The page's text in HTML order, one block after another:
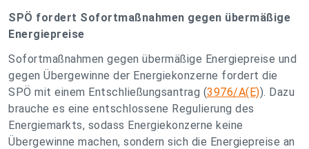
SPÖ fordert Sofortmaßnahmen gegen übermäßige
Energiepreise
Sofortmaßnahmen gegen übermäßige Energiepreise und
gegen Übergewinne der Energiekonzerne fordert die
SPÖ mit einem Entschließungsantrag (3976/A(E)). Dazu
brauche es eine entschlossene Regulierung des
Energiemarkts, sodass Energiekonzerne keine
Übergewinne machen, sondern sich die Energiepreise an